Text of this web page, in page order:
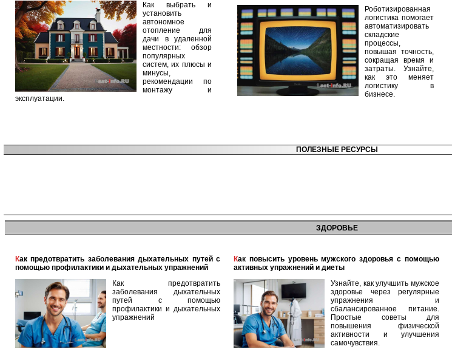
Как выбрать и
установить
автономное
отопление для
дачи в удаленной
местности: обзор
популярных
систем, их плюсы и
минусы,
рекомендации по
монтажу и
эксплуатации.
Роботизированная
логистика помогает
автоматизировать
складские
процессы,
повышая точность,
сокращая время и
затраты. Узнайте,
как это меняет
логистику в
бизнесе.
ПОЛЕЗНЫЕ РЕСУРСЫ
ЗДОРОВЬЕ
Как предотвратить заболевания дыхательных путей с
помощью профилактики и дыхательных упражнений
Как предотвратить
заболевания дыхательных
путей с помощью
профилактики и дыхательных
упражнений
Как повысить уровень мужского здоровья с помощью
активных упражнений и диеты
Узнайте, как улучшить мужское
здоровье через регулярные
упражнения и
сбалансированное питание.
Простые советы для
повышения физической
активности и улучшения
самочувствия.